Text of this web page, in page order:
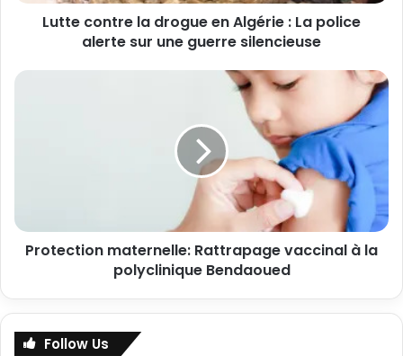
Lutte contre la drogue en Algérie : La police
alerte sur une guerre silencieuse
Protection maternelle: Rattrapage vaccinal à la
polyclinique Bendaoued
Follow Us